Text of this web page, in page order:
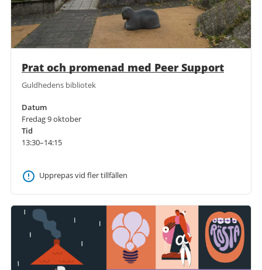
Prat och promenad med Peer Support
Guldhedens bibliotek
Datum
Fredag 9 oktober
Tid
13:30–14:15
Upprepas vid fler tillfällen